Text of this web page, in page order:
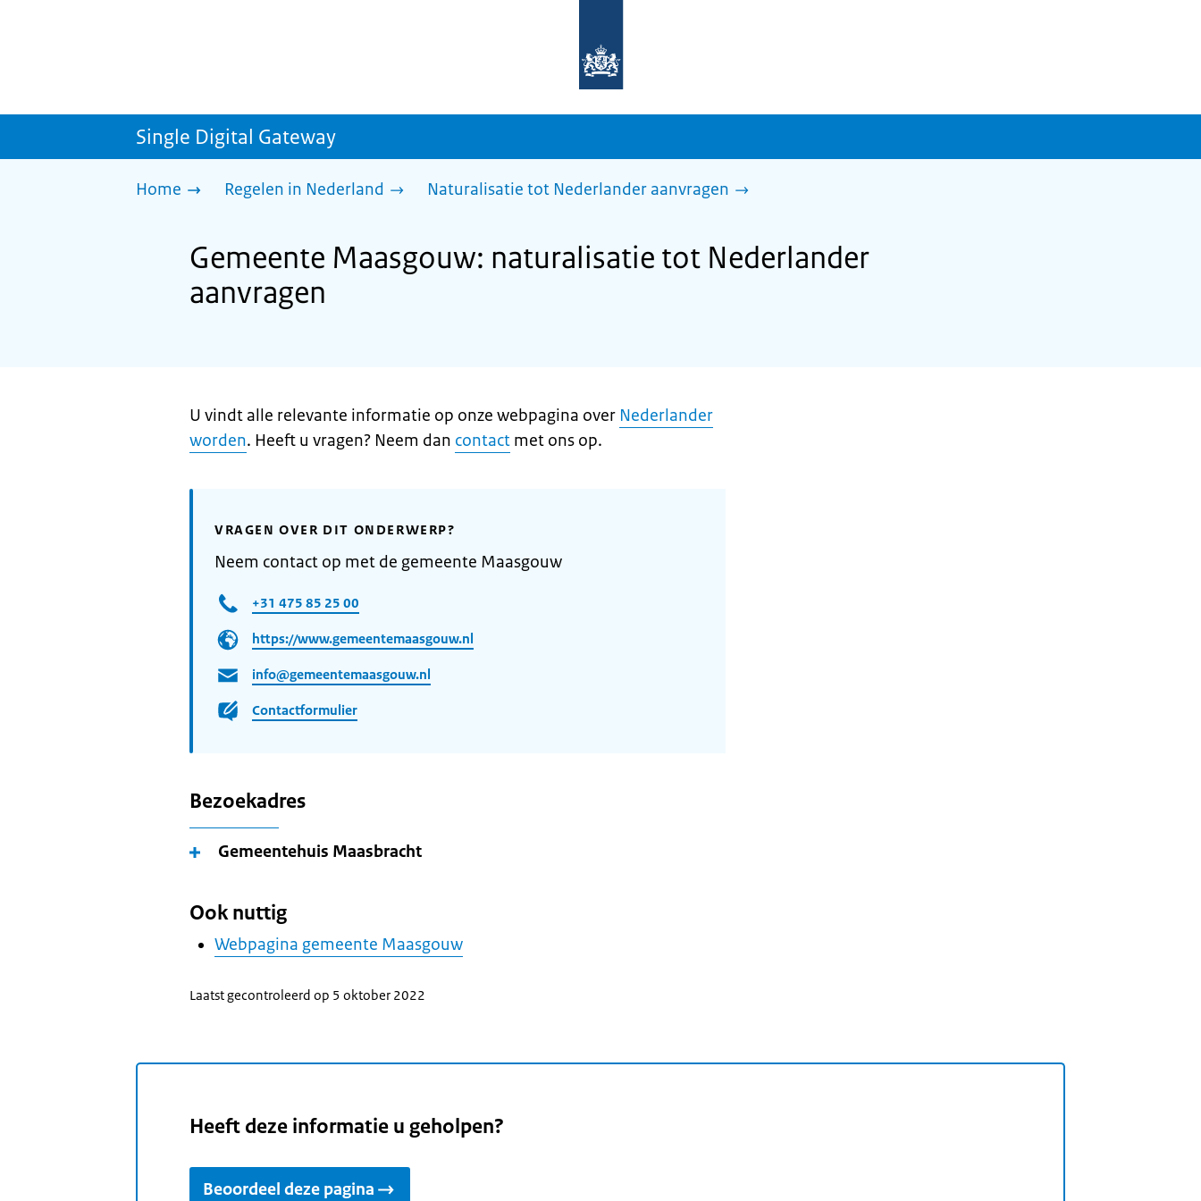
homepage
sdg.rijksoverheid.nl
Single Digital Gateway
Home Regelen in Nederland Naturalisatie tot Nederlander aanvragen
Gemeente Maasgouw: naturalisatie tot Nederlander
aanvragen
U vindt alle relevante informatie op onze webpagina over Nederlander
worden. Heeft u vragen? Neem dan contact met ons op.
VRAGEN OVER DIT ONDERWERP?
Neem contact op met de gemeente Maasgouw
+31 475 85 25 00
https://www.gemeentemaasgouw.nl
info@gemeentemaasgouw.nl
Contactformulier
Bezoekadres
Gemeentehuis Maasbracht
Ook nuttig
Webpagina gemeente Maasgouw
Laatst gecontroleerd op 5 oktober 2022
Heeft deze informatie u geholpen?
Beoordeel deze pagina